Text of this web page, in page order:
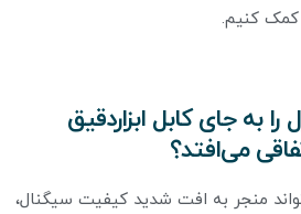
کنیم.
را به جای کابل ابزاردقیق
می‌افتد؟
منجر به افت شدید کیفیت سیگنال،